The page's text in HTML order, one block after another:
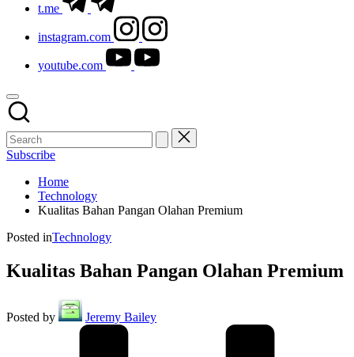
t.me
instagram.com
youtube.com
Subscribe
Home
Technology
Kualitas Bahan Pangan Olahan Premium
Posted inTechnology
Kualitas Bahan Pangan Olahan Premium
Posted by Jeremy Bailey